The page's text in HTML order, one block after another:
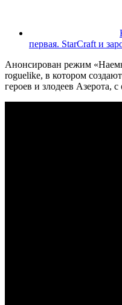
первая. StarCraft и
Анонсирован режим
roguelike, в котором
героев и злодеев